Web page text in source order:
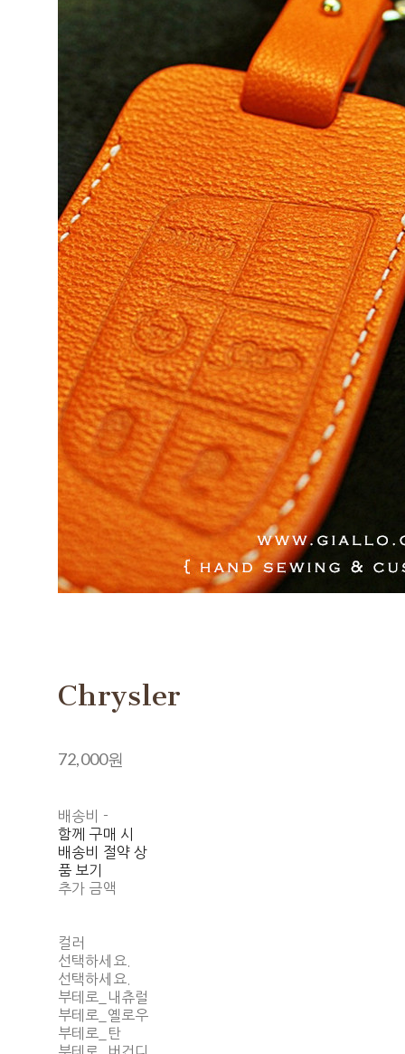
Chrysler
72,000원
배송비 -
함께 구매 시
배송비 절약 상
품 보기
추가 금액
컬러
선택하세요.
선택하세요.
부테로_내츄럴
부테로_옐로우
부테로_탄